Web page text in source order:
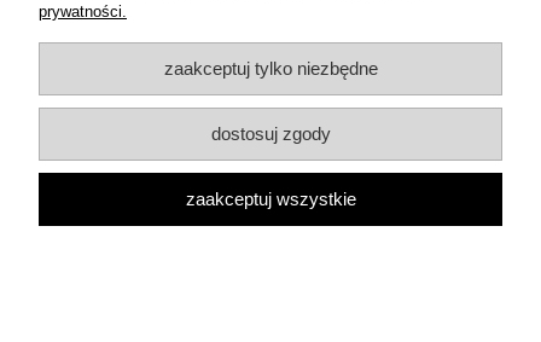
PŁATNOŚCI I DOSTAWA
O NAS
Sklep z ciuchami w klimatach alternatywnych: rock and roll,
rockabilly, psychobilly, pin up, punk, gothic, old school. Ciuchy
prywatności.
zaakceptuj tylko niezbędne
dostosuj zgody
zaakceptuj wszystkie